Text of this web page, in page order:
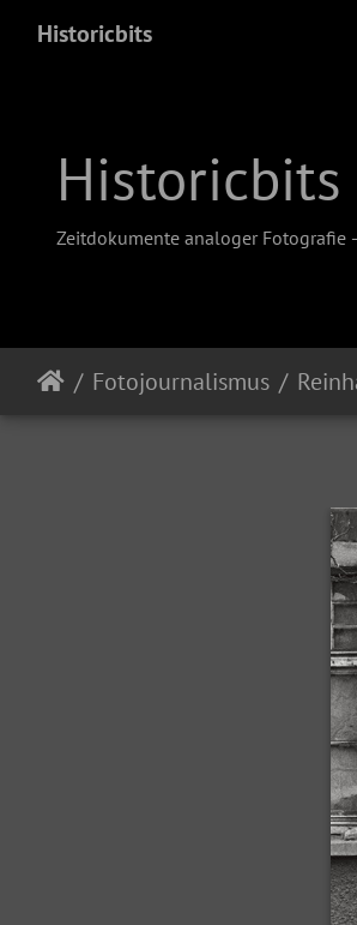
Historicbits
Historicbits
Zeitdokumente analoger Fotografie
Fotojournalismus